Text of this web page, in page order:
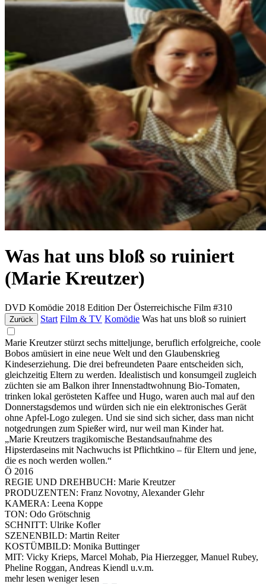
Was hat uns bloß so ruiniert
(Marie Kreutzer)
DVD Komödie 2018 Edition Der Österreichische Film #310
Zurück Start Film & TV Komödie Was hat uns bloß so ruiniert
Marie Kreutzer stürzt sechs mitteljunge, beruflich erfolgreiche, coole
Bobos amüsiert in eine neue Welt und den Glaubenskrieg
Kindeserziehung. Die drei befreundeten Paare entscheiden sich,
gleichzeitig Eltern zu werden. Idealistisch und konsumgeil zugleich
züchten sie am Balkon ihrer Innenstadtwohnung Bio-Tomaten,
trinken lokal gerösteten Kaffee und Hugo, waren auch mal auf den
Donnerstagsdemos und würden sich nie ein elektronisches Gerät
ohne Apfel-Logo zulegen. Und sie sind sich sicher, dass man nicht
notgedrungen zum Spießer wird, nur weil man Kinder hat.
„Marie Kreutzers tragikomische Bestandsaufnahme des
Hipsterdaseins mit Nachwuchs ist Pflichtkino – für Eltern und jene,
die es noch werden wollen.“
Ö 2016
REGIE UND DREHBUCH: Marie Kreutzer
PRODUZENTEN: Franz Novotny, Alexander Glehr
KAMERA: Leena Koppe
TON: Odo Grötschnig
SCHNITT: Ulrike Kofler
SZENENBILD: Martin Reiter
KOSTÜMBILD: Monika Buttinger
MIT: Vicky Krieps, Marcel Mohab, Pia Hierzegger, Manuel Rubey,
Pheline Roggan, Andreas Kiendl u.v.m.
mehr lesen weniger lesen